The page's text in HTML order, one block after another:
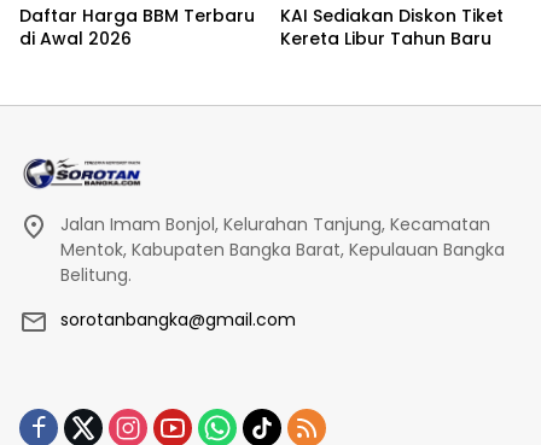
Daftar Harga BBM Terbaru
di Awal 2026
KAI Sediakan Diskon Tiket
Kereta Libur Tahun Baru
Jalan Imam Bonjol, Kelurahan Tanjung, Kecamatan
Mentok, Kabupaten Bangka Barat, Kepulauan Bangka
Belitung.
sorotanbangka@gmail.com